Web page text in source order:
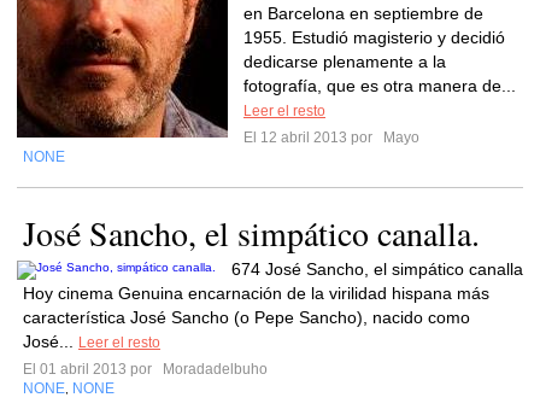
en Barcelona en septiembre de
1955. Estudió magisterio y decidió
dedicarse plenamente a la
fotografía, que es otra manera de...
Leer el resto
El 12 abril 2013 por
Mayo
NONE
José Sancho, el simpático canalla.
674 José Sancho, el simpático canalla
Hoy cinema Genuina encarnación de la virilidad hispana más
característica José Sancho (o Pepe Sancho), nacido como
José...
Leer el resto
El 01 abril 2013 por
Moradadelbuho
NONE NONE